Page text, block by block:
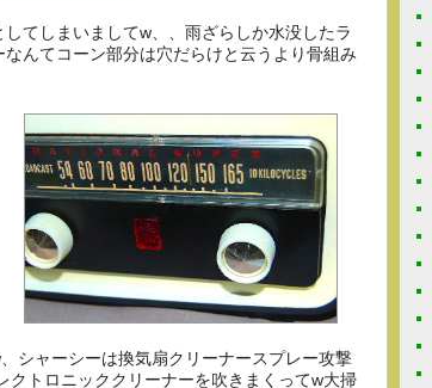
てしまいましてw、、雨ざらしか水没したラ
んてコーン部分は穴だらけと云うより骨組み
シャーシーは換気扇クリーナースプレー攻撃
クトロニッククリーナーを吹きまくってw大掃